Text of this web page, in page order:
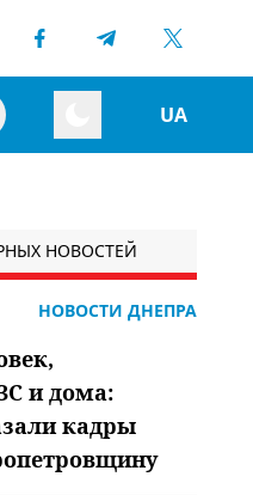
UA
НОВОСТЕЙ
НОВОСТИ ДНЕПРА
и дома:
кадры